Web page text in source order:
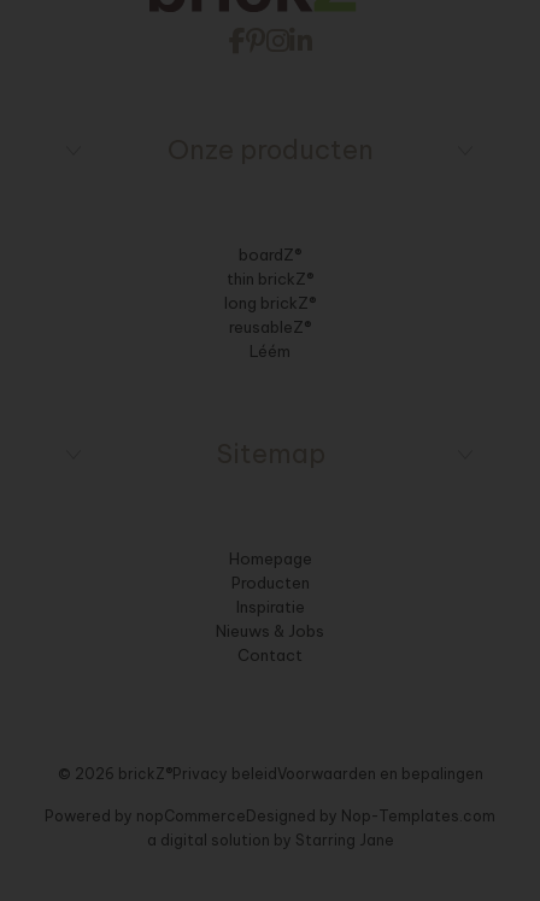
boardZ®
thin brickZ®
long brickZ®
reusableZ®
Léém
Homepage
Producten
Inspiratie
Nieuws & Jobs
Contact
© 2026 brickZ®Privacy beleid Voorwaarden en bepalingen
Powered by nopCommerce Designed by Nop-Templates.com
a digital solution by Starring Jane